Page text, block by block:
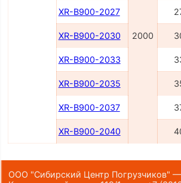
2000
XR-B900-2027
XR-B900-2030
XR-B900-2033
XR-B900-2035
XR-B900-2037
XR-B900-2040
ООО "Сибирский Центр Погрузчиков"